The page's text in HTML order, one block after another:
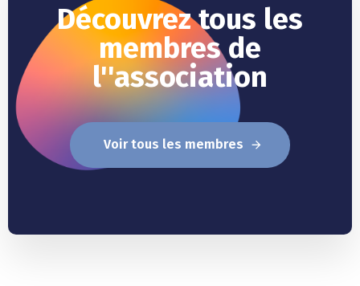
Découvrez tous les
membres de
l''association
Voir tous les membres